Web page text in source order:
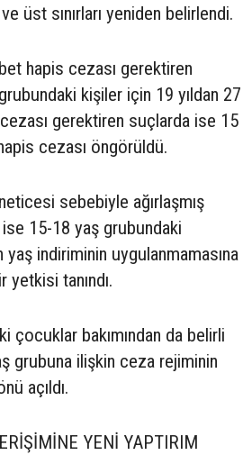
üst sınırları yeniden belirlendi.
hapis cezası gerektiren
kişiler için 19 yıldan 27
gerektiren suçlarda ise 15
cezası öngörüldü.
sebebiyle ağırlaşmış
15-18 yaş grubundaki
yaş indiriminin uygulanmamasına
tanındı.
çocuklar bakımından da belirli
grubuna ilişkin ceza rejiminin
açıldı.
YENİ YAPTIRIM